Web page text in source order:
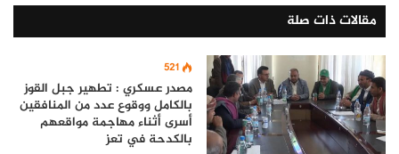
مقالات ذات صلة
521
مصدر عسكري : تطهير جبل القوز
بالكامل ووقوع عدد من المنافقين
أسرى أثناء مهاجمة مواقعهم
بالكدحة في تعز